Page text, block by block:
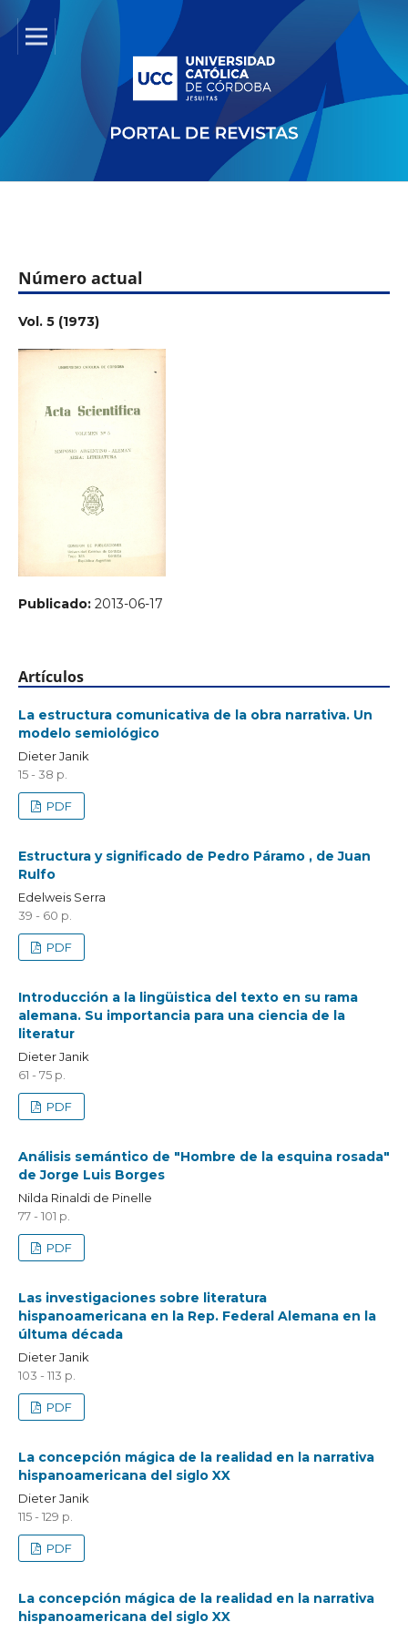
Número actual
Vol. 5 (1973)
Publicado: 2013-06-17
Artículos
La estructura comunicativa de la obra narrativa. Un
modelo semiológico
Dieter Janik
15 - 38 p.
PDF
Estructura y significado de Pedro Páramo , de Juan
Rulfo
Edelweis Serra
39 - 60 p.
PDF
Introducción a la lingüistica del texto en su rama
alemana. Su importancia para una ciencia de la
literatur
Dieter Janik
61 - 75 p.
PDF
Análisis semántico de "Hombre de la esquina rosada"
de Jorge Luis Borges
Nilda Rinaldi de Pinelle
77 - 101 p.
PDF
Las investigaciones sobre literatura
hispanoamericana en la Rep. Federal Alemana en la
últuma década
Dieter Janik
103 - 113 p.
PDF
La concepción mágica de la realidad en la narrativa
hispanoamericana del siglo XX
Dieter Janik
115 - 129 p.
PDF
La concepción mágica de la realidad en la narrativa
hispanoamericana del siglo XX